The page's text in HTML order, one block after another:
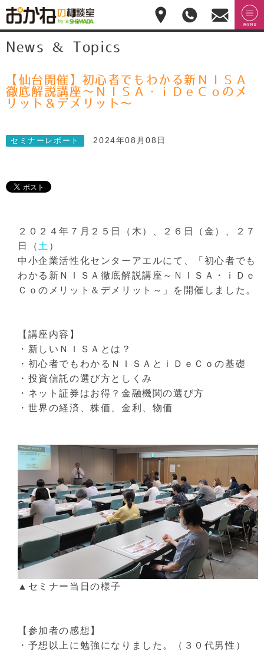
おかねの相談室 by
嶋田商事
せ
028-
908-
News & Topics
【仙台開催】初心者でもわかる新ＮＩＳＡ
徹底解説講座～ＮＩＳＡ・ｉＤｅＣｏのメ
リット＆デメリット～
セミナーレポート 2024年08月08日
２０２４年７月２５日（木）、２６日（金）、２７
日（ 土 ）
中小企業活性化センターアエルにて、「初心者でも
わかる新ＮＩＳＡ徹底解説講座～ＮＩＳＡ・ｉＤｅ
Ｃｏのメリット＆デメリット～」を開催しました。
【講座内容】
・新しいＮＩＳＡとは？
・初心者でもわかるＮＩＳＡとｉＤｅＣｏの基礎
・投資信託の選び方としくみ
・ネット証券はお得？金融機関の選び方
・世界の経済、株価、金利、物価
▲セミナー当日の様子
【参加者の感想】
・予想以上に勉強になりました。（３０代男性）